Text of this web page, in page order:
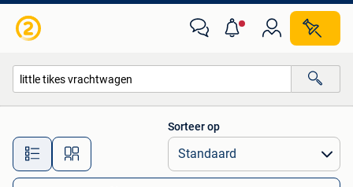
Alle afstanden…
Sorteer op